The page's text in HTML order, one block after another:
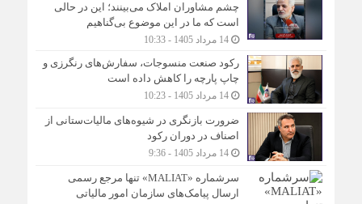
چشم مشاوران املاک می‌بینند؛ این در حالی
است که ما در این موضوع بی‌گناهیم
14 مرداد 1405 - 10:33
رکود صنعت منسوجات، سفارش‌های رنگرزی و
چاپ پارچه را کاهش داده است
14 مرداد 1405 - 10:23
ضرورت بازنگری در شیوه‌های مالیات‌ستانی از
اصناف در دوران رکود
14 مرداد 1405 - 9:36
سرشماره «MALIAT» تنها مرجع رسمی
ارسال پیامک‌های سازمان امور مالیاتی